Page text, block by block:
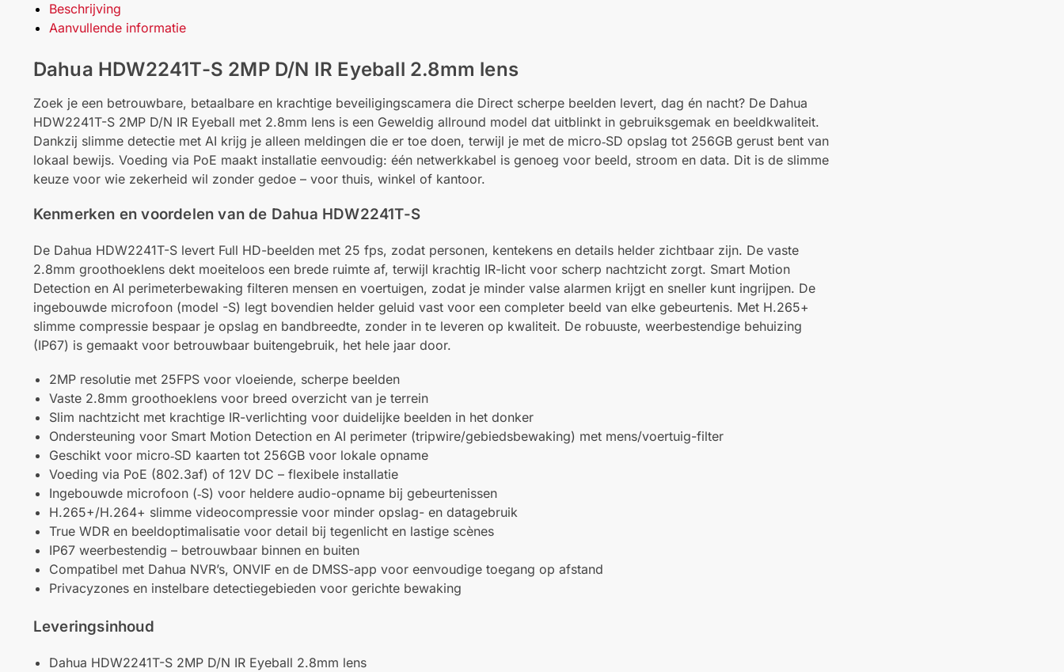
Beschrijving
Aanvullende informatie
Dahua HDW2241T-S 2MP D/N IR Eyeball 2.8mm lens
Zoek je een betrouwbare, betaalbare en krachtige beveiligingscamera die Direct scherpe beelden levert, dag én nacht? De Dahua
HDW2241T-S 2MP D/N IR Eyeball met 2.8mm lens is een Geweldig allround model dat uitblinkt in gebruiksgemak en beeldkwaliteit.
Dankzij slimme detectie met AI krijg je alleen meldingen die er toe doen, terwijl je met de micro‑SD opslag tot 256GB gerust bent van
lokaal bewijs. Voeding via PoE maakt installatie eenvoudig: één netwerkkabel is genoeg voor beeld, stroom en data. Dit is de slimme
keuze voor wie zekerheid wil zonder gedoe – voor thuis, winkel of kantoor.
Kenmerken en voordelen van de Dahua HDW2241T-S
De Dahua HDW2241T-S levert Full HD-beelden met 25 fps, zodat personen, kentekens en details helder zichtbaar zijn. De vaste
2.8mm groothoeklens dekt moeiteloos een brede ruimte af, terwijl krachtig IR-licht voor scherp nachtzicht zorgt. Smart Motion
Detection en AI perimeterbewaking filteren mensen en voertuigen, zodat je minder valse alarmen krijgt en sneller kunt ingrijpen. De
ingebouwde microfoon (model -S) legt bovendien helder geluid vast voor een completer beeld van elke gebeurtenis. Met H.265+
slimme compressie bespaar je opslag en bandbreedte, zonder in te leveren op kwaliteit. De robuuste, weerbestendige behuizing
(IP67) is gemaakt voor betrouwbaar buitengebruik, het hele jaar door.
2MP resolutie met 25FPS voor vloeiende, scherpe beelden
Vaste 2.8mm groothoeklens voor breed overzicht van je terrein
Slim nachtzicht met krachtige IR-verlichting voor duidelijke beelden in het donker
Ondersteuning voor Smart Motion Detection en AI perimeter (tripwire/gebiedsbewaking) met mens/voertuig-filter
Geschikt voor micro‑SD kaarten tot 256GB voor lokale opname
Voeding via PoE (802.3af) of 12V DC – flexibele installatie
Ingebouwde microfoon (‑S) voor heldere audio-opname bij gebeurtenissen
H.265+/H.264+ slimme videocompressie voor minder opslag- en datagebruik
True WDR en beeldoptimalisatie voor detail bij tegenlicht en lastige scènes
IP67 weerbestendig – betrouwbaar binnen en buiten
Compatibel met Dahua NVR’s, ONVIF en de DMSS-app voor eenvoudige toegang op afstand
Privacyzones en instelbare detectiegebieden voor gerichte bewaking
Leveringsinhoud
Dahua HDW2241T-S 2MP D/N IR Eyeball 2.8mm lens